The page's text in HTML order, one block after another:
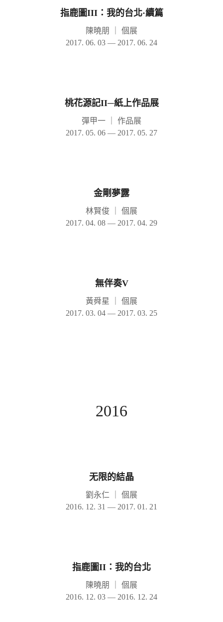
指鹿圖III：我的台北·續篇
陳曉朋
個展
2017. 06. 03 — 2017. 06. 24
桃花源記II─紙上作品展
彈甲一
作品展
2017. 05. 06 — 2017. 05. 27
金剛夢露
林賢俊
個展
2017. 04. 08 — 2017. 04. 29
無伴奏V
黃舜星
個展
2017. 03. 04 — 2017. 03. 25
2016
无限的結晶
劉永仁
個展
2016. 12. 31 — 2017. 01. 21
指鹿圖II：我的台北
陳曉朋
個展
2016. 12. 03 — 2016. 12. 24